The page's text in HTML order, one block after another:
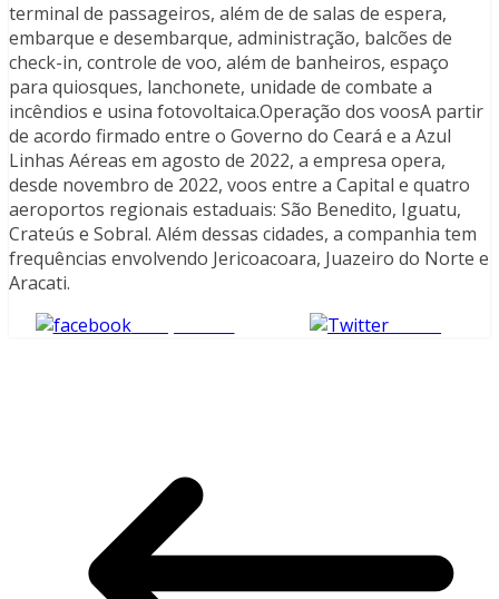
terminal de passageiros, além de de salas de espera,
embarque e desembarque, administração, balcões de
check-in, controle de voo, além de banheiros, espaço
para quiosques, lanchonete, unidade de combate a
incêndios e usina fotovoltaica.Operação dos voosA partir
de acordo firmado entre o Governo do Ceará e a Azul
Linhas Aéreas em agosto de 2022, a empresa opera,
desde novembro de 2022, voos entre a Capital e quatro
aeroportos regionais estaduais: São Benedito, Iguatu,
Crateús e Sobral. Além dessas cidades, a companhia tem
frequências envolvendo Jericoacoara, Juazeiro do Norte e
Aracati.
Compartilhe